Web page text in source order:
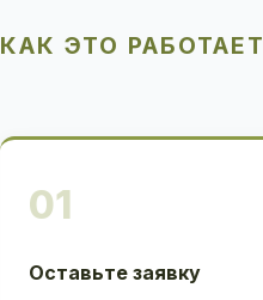
КАК ЭТО РАБОТАЕТ
01
Оставьте заявку